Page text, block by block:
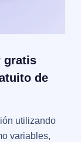
gratis
de
utilizando
variables,